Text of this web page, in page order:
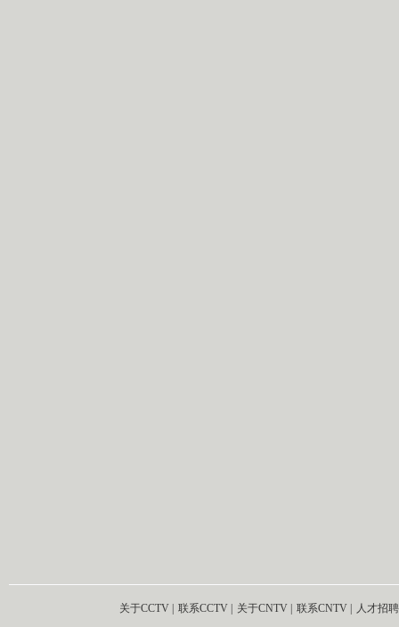
关于CCTV | 联系CCTV | 关于CNTV | 联系CNTV | 人才招聘